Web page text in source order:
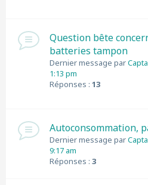
Question bête
batteries tampon
Dernier message par
1:13 pm
Réponses : 13
Autoconsommation,
Dernier message par
9:17 am
Réponses : 3